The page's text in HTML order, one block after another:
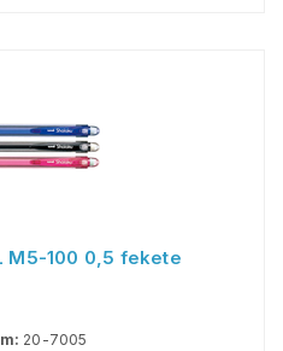
M5-100 0,5 fekete
20-7005